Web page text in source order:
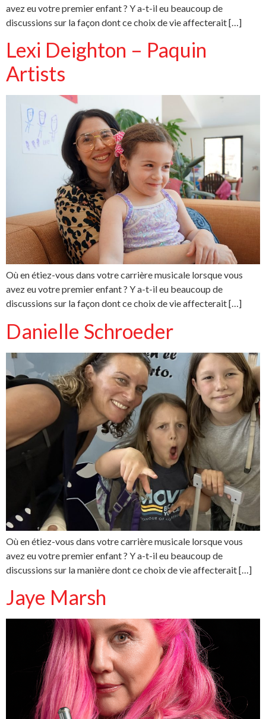
avez eu votre premier enfant ? Y a-t-il eu beaucoup de
discussions sur la façon dont ce choix de vie affecterait […]
Lexi Deighton – Paquin
Artists
Où en étiez-vous dans votre carrière musicale lorsque vous
avez eu votre premier enfant ? Y a-t-il eu beaucoup de
discussions sur la façon dont ce choix de vie affecterait […]
Danielle Schroeder
Où en étiez-vous dans votre carrière musicale lorsque vous
avez eu votre premier enfant ? Y a-t-il eu beaucoup de
discussions sur la manière dont ce choix de vie affecterait […]
Jaye Marsh